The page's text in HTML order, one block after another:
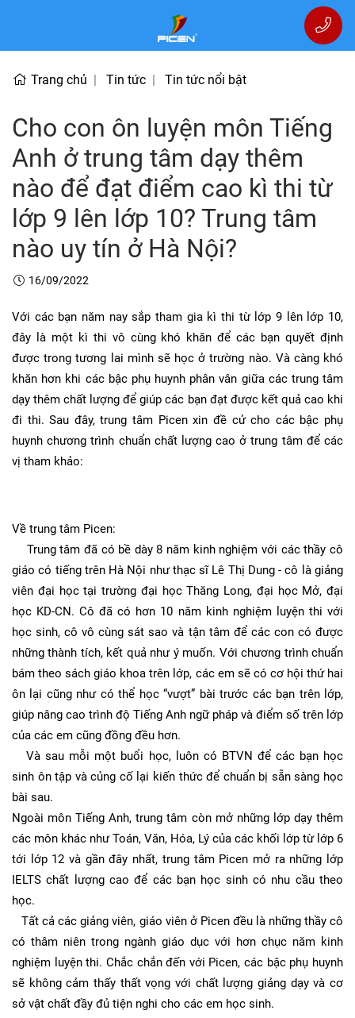
Trang chủ Tin tức Tin tức nổi bật
Cho con ôn luyện môn Tiếng
Anh ở trung tâm dạy thêm
nào để đạt điểm cao kì thi từ
lớp 9 lên lớp 10? Trung tâm
nào uy tín ở Hà Nội?
16/09/2022
Với các bạn năm nay sắp tham gia kì thi từ lớp 9 lên lớp 10,
đây là một kì thi vô cùng khó khăn để các bạn quyết định
được trong tương lai mình sẽ học ở trường nào. Và càng khó
khăn hơn khi các bậc phụ huynh phân vân giữa các trung tâm
dạy thêm chất lượng để giúp các bạn đạt được kết quả cao khi
đi thi. Sau đây, trung tâm Picen xin đề cử cho các bậc phụ
huynh chương trình chuẩn chất lượng cao ở trung tâm để các
vị tham khảo:
Về trung tâm Picen:
Trung tâm đã có bề dày 8 năm kinh nghiệm với các thầy cô
giáo có tiếng trên Hà Nội như thạc sĩ Lê Thị Dung - cô là giảng
viên đại học tại trường đại học Thăng Long, đại học Mở, đại
học KD-CN. Cô đã có hơn 10 năm kinh nghiệm luyện thi với
học sinh, cô vô cùng sát sao và tận tâm để các con có được
những thành tích, kết quả như ý muốn. Với chương trình chuẩn
bám theo sách giáo khoa trên lớp, các em sẽ có cơ hội thứ hai
ôn lại cũng như có thể học “vượt” bài trước các bạn trên lớp,
giúp nâng cao trình độ Tiếng Anh ngữ pháp và điểm số trên lớp
của các em cũng đồng đều hơn.
Và sau mỗi một buổi học, luôn có BTVN để các bạn học
sinh ôn tập và củng cố lại kiến thức để chuẩn bị sẵn sàng học
bài sau.
Ngoài môn Tiếng Anh, trung tâm còn mở những lớp dạy thêm
các môn khác như Toán, Văn, Hóa, Lý của các khối lớp từ lớp 6
tới lớp 12 và gần đây nhất, trung tâm Picen mở ra những lớp
IELTS chất lượng cao để các bạn học sinh có nhu cầu theo
học.
Tất cả các giảng viên, giáo viên ở Picen đều là những thầy cô
có thâm niên trong ngành giáo dục với hơn chục năm kinh
nghiệm luyện thi. Chắc chắn đến với Picen, các bậc phụ huynh
sẽ không cảm thấy thất vọng với chất lượng giảng dạy và cơ
sở vật chất đầy đủ tiện nghi cho các em học sinh.